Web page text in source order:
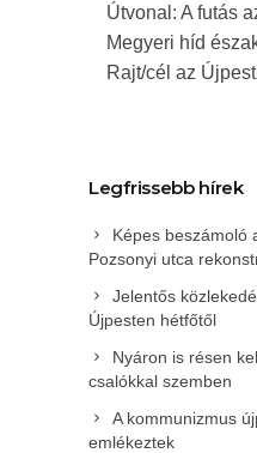
Útvonal: A futás
Megyeri híd
Rajt/cél az
Legfrissebb hírek
Képes beszámoló
Pozsonyi utca
Jelentős
Újpesten hétfőtől
Nyáron is résen
csalókkal szemben
A kommunizmus
emlékeztek